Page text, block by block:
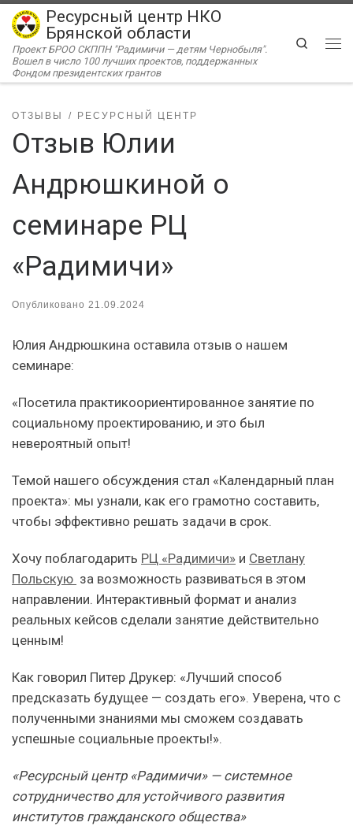
Перейти к содержимому
Ресурсный центр НКО
Брянской области
Проект БРОО СКППН "Радимичи — детям Чернобыля".
Вошел в число 100 лучших проектов, поддержанных
Фондом президентских грантов
Search
ОТЗЫВЫ РЕСУРСНЫЙ ЦЕНТР
Отзыв Юлии
Андрюшкиной о
семинаре РЦ
«Радимичи»
Опубликовано 21.09.2024
Юлия Андрюшкина оставила отзыв о нашем
семинаре:
«Посетила практикоориентированное занятие по
социальному проектированию, и это был
невероятный опыт!
Темой нашего обсуждения стал «Календарный план
проекта»: мы узнали, как его грамотно составить,
чтобы эффективно решать задачи в срок.
Хочу поблагодарить РЦ «Радимичи» и Светлану
Польскую за возможность развиваться в этом
направлении. Интерактивный формат и анализ
реальных кейсов сделали занятие действительно
ценным!
Как говорил Питер Друкер: «Лучший способ
предсказать будущее — создать его». Уверена, что с
полученными знаниями мы сможем создавать
успешные социальные проекты!».
«Ресурсный центр «Радимичи» — системное
сотрудничество для устойчивого развития
институтов гражданского общества»